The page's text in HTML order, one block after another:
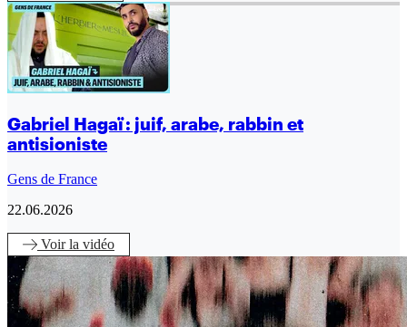
Gabriel Hagaï : juif, arabe, rabbin et
antisioniste
Gens de France
22.06.2026
Voirla vidéo